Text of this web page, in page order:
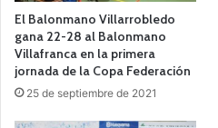
El Balonmano Villarrobledo
gana 22-28 al Balonmano
Villafranca en la primera
jornada de la Copa Federación
25 de septiembre de 2021